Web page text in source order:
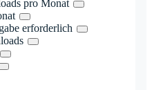
pro Monat
erforderlich